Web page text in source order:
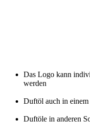
Das Logo kann
werden
Duftöl auch in
Duftöle in anderen